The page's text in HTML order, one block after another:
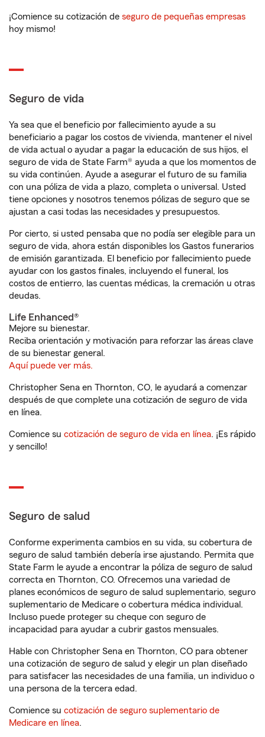
¡Comience su cotización de seguro de pequeñas empresas
hoy mismo!
Seguro de vida
Ya sea que el beneficio por fallecimiento ayude a su
beneficiario a pagar los costos de vivienda, mantener el nivel
de vida actual o ayudar a pagar la educación de sus hijos, el
seguro de vida de State Farm® ayuda a que los momentos de
su vida continúen. Ayude a asegurar el futuro de su familia
con una póliza de vida a plazo, completa o universal. Usted
tiene opciones y nosotros tenemos pólizas de seguro que se
ajustan a casi todas las necesidades y presupuestos.
Por cierto, si usted pensaba que no podía ser elegible para un
seguro de vida, ahora están disponibles los Gastos funerarios
de emisión garantizada. El beneficio por fallecimiento puede
ayudar con los gastos finales, incluyendo el funeral, los
costos de entierro, las cuentas médicas, la cremación u otras
deudas.
Life Enhanced®
Mejore su bienestar.
Reciba orientación y motivación para reforzar las áreas clave
de su bienestar general.
Aquí puede ver más.
Christopher Sena en Thornton, CO, le ayudará a comenzar
después de que complete una cotización de seguro de vida
en línea.
Comience su cotización de seguro de vida en línea. ¡Es rápido
y sencillo!
Seguro de salud
Conforme experimenta cambios en su vida, su cobertura de
seguro de salud también debería irse ajustando. Permita que
State Farm le ayude a encontrar la póliza de seguro de salud
correcta en Thornton, CO. Ofrecemos una variedad de
planes económicos de seguro de salud suplementario, seguro
suplementario de Medicare o cobertura médica individual.
Incluso puede proteger su cheque con seguro de
incapacidad para ayudar a cubrir gastos mensuales.
Hable con Christopher Sena en Thornton, CO para obtener
una cotización de seguro de salud y elegir un plan diseñado
para satisfacer las necesidades de una familia, un individuo o
una persona de la tercera edad.
Comience su cotización de seguro suplementario de
Medicare en línea.